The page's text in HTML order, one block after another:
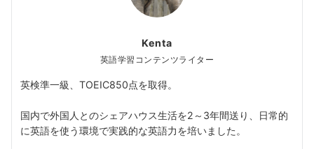
Kenta
英語学習コンテンツライター
英検準一級、TOEIC850点を取得。
国内で外国人とのシェアハウス生活を2～3年間送り、日常的
に英語を使う環境で実践的な英語力を培いました。